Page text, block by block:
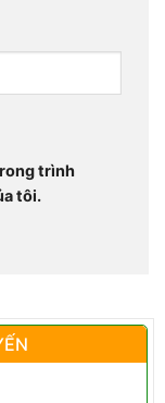
trình
tôi.